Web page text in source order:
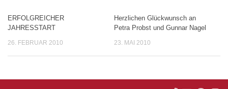
ERFOLGREICHER
JAHRESSTART
26. FEBRUAR 2010
Herzlichen Glückwunsch an
Petra Probst und Gunnar Nagel
23. MAI 2010